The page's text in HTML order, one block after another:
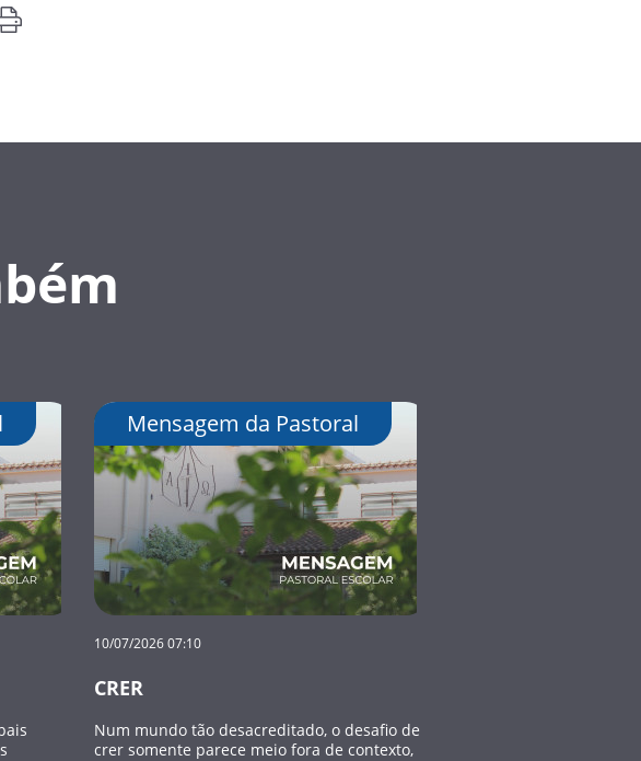
Mensagem da Pastoral
10/07/2026 07:10
CRER
Num mundo tão desacreditado, o desafio de
crer somente parece meio fora de contexto,